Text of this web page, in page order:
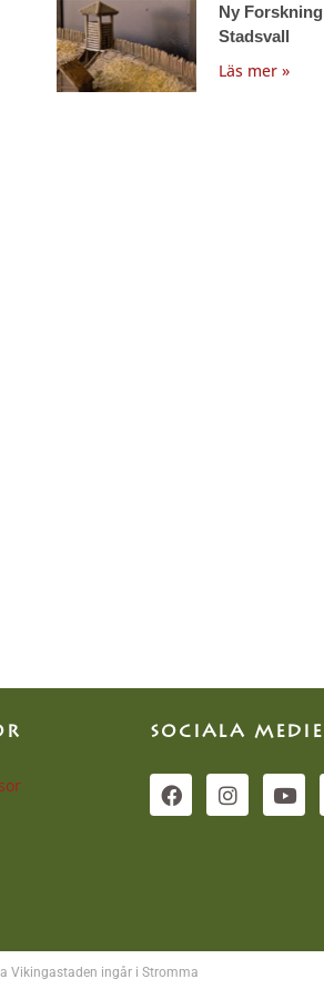
Ny
Stadsvall
Läs mer »
SOCIALA
Vikingastaden ingår i Stromma